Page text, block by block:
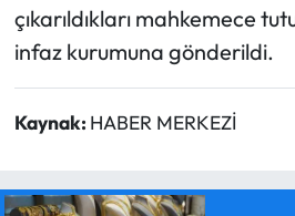
çıkarıldıkları mahkemece
infaz kurumuna gönderildi.
Kaynak: HABER MERKEZİ